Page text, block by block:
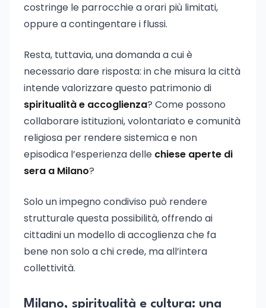
costringe le parrocchie a orari più limitati,
oppure a contingentare i flussi.
Resta, tuttavia, una domanda a cui è
necessario dare risposta: in che misura la città
intende valorizzare questo patrimonio di
spiritualità e accoglienza? Come possono
collaborare istituzioni, volontariato e comunità
religiosa per rendere sistemica e non
episodica l’esperienza delle chiese aperte di
sera a Milano?
Solo un impegno condiviso può rendere
strutturale questa possibilità, offrendo ai
cittadini un modello di accoglienza che fa
bene non solo a chi crede, ma all’intera
collettività.
Milano, spiritualità e cultura: una